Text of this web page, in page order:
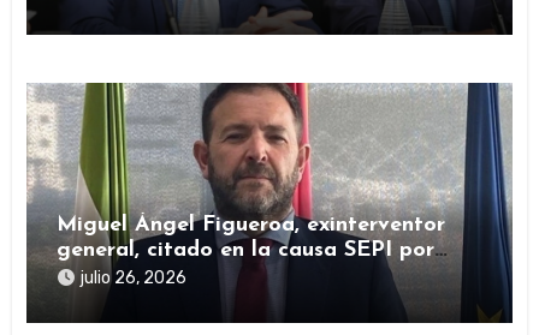
Miguel Ángel Figueroa, exinterventor
general, citado en la causa SEPI por
presuntas irregularidades en ayudas
julio 26, 2026